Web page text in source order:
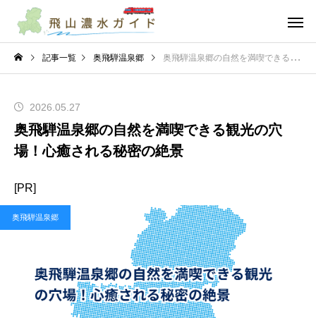
記事一覧 奥飛騨温泉郷 奥飛騨温泉郷の自然を満喫できる観光の穴場！心癒される秘密の絶景
2026.05.27
奥飛騨温泉郷の自然を満喫できる観光の穴
場！心癒される秘密の絶景
[PR]
奥飛騨温泉郷